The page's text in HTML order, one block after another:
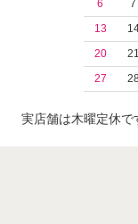
6
7
13
20
21
27
実店舗は木曜定休で